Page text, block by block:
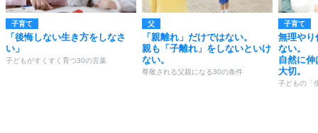
子育て
「後悔しない生き方をしなさ
い」
子どもがすくすく育つ30の言葉
父
「親離れ」だけではない。
親も「子離れ」をしないといけ
ない。
尊敬される父親になる30の条件
子育て
無理やり
ない。
自然に
大切。
子どもの「